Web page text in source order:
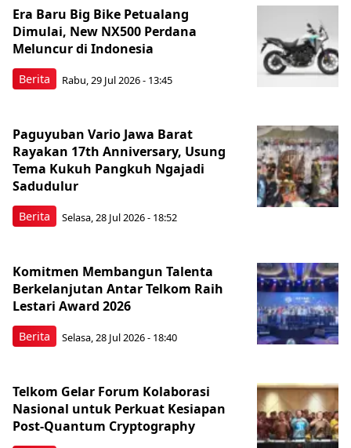
Berita
Era Baru Big Bike Petualang
Dimulai, New NX500 Perdana
Meluncur di Indonesia
Rabu, 29 Jul 2026 - 13:45
Berita
Paguyuban Vario Jawa Barat
Rayakan 17th Anniversary, Usung
Tema Kukuh Pangkuh Ngajadi
Sadudulur
Selasa, 28 Jul 2026 - 18:52
Berita
Komitmen Membangun Talenta
Berkelanjutan Antar Telkom Raih
Lestari Award 2026
Selasa, 28 Jul 2026 - 18:40
Telkom Gelar Forum Kolaborasi
Nasional untuk Perkuat Kesiapan
Post-Quantum Cryptography